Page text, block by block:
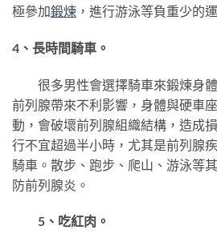
極參加鍛煉 ，進行游泳等負重少的
4、長時間騎車。
很多男性會選擇騎車來鍛煉身體
前列腺帶來不利影響，身體與硬車
動，會破壞前列腺組織結構，造成
行不宜超過半小時，尤其是前列腺
騎車。散步、跑步、爬山、游泳等
防前列腺炎。
5、吃紅肉。